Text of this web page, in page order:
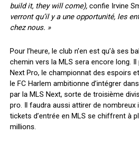
build it, they will come), confie Irvine
verront qu’il y a une opportunité, les
chez nous. »
Pour l’heure, le club n’en est qu’à ses
chemin vers la MLS sera encore long. Il
Next Pro, le championnat des espoirs
le FC Harlem ambitionne d’intégrer
par la MLS Next, sorte de troisième
pro. Il faudra aussi attirer de nombreux
tickets d’entrée en MLS se chiffrent à
millions.